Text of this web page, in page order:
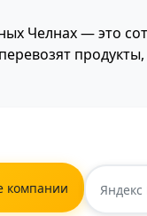
Челнах — это
компании Яндекс